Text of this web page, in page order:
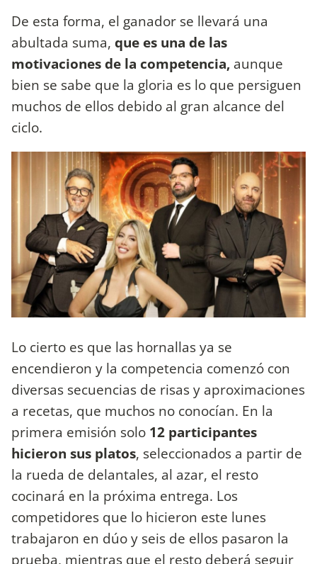
De esta forma, el ganador se llevará una
abultada suma, que es una de las
motivaciones de la competencia, aunque
bien se sabe que la gloria es lo que persiguen
muchos de ellos debido al gran alcance del
ciclo.
Lo cierto es que las hornallas ya se
encendieron y la competencia comenzó con
diversas secuencias de risas y aproximaciones
a recetas, que muchos no conocían. En la
primera emisión solo 12 participantes
hicieron sus platos, seleccionados a partir de
la rueda de delantales, al azar, el resto
cocinará en la próxima entrega. Los
competidores que lo hicieron este lunes
trabajaron en dúo y seis de ellos pasaron la
prueba, mientras que el resto deberá seguir